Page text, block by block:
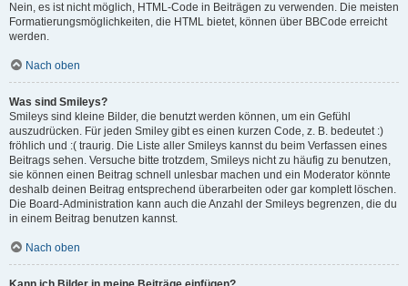
Nein, es ist nicht möglich, HTML-Code in Beiträgen zu verwenden. Die meisten
Formatierungsmöglichkeiten, die HTML bietet, können über BBCode erreicht
werden.
Nach oben
Was sind Smileys?
Smileys sind kleine Bilder, die benutzt werden können, um ein Gefühl
auszudrücken. Für jeden Smiley gibt es einen kurzen Code, z. B. bedeutet :)
fröhlich und :( traurig. Die Liste aller Smileys kannst du beim Verfassen eines
Beitrags sehen. Versuche bitte trotzdem, Smileys nicht zu häufig zu benutzen,
sie können einen Beitrag schnell unlesbar machen und ein Moderator könnte
deshalb deinen Beitrag entsprechend überarbeiten oder gar komplett löschen.
Die Board-Administration kann auch die Anzahl der Smileys begrenzen, die du
in einem Beitrag benutzen kannst.
Nach oben